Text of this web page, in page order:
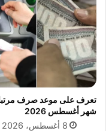
تعرف على موعد صرف
شهر أغسطس 2026
8 أغسطس، 2026